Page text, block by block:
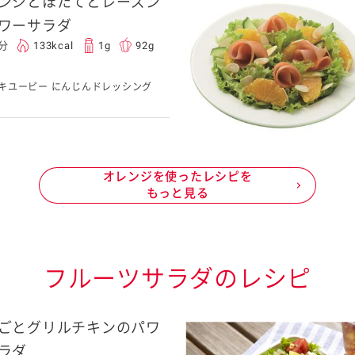
ーサラダ
133kcal 1g 92g
ユーピー にんじんドレッシング
オレンジを使ったレシピを
もっと見る
フルーツサラダのレシピ
とグリルチキンのパワ